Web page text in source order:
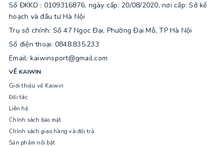
Số ĐKKD : 0109316876, ngày cấp: 20/08/2020, nơi cấp: Sở kế
hoạch và đầu tư Hà Nội
Trụ sở chính: Số 47 Ngọc Đại, Phường Đại Mỗ, TP Hà Nội
Số điện thoại: 0848.835.233
Email: kaiwinsport@gmail.com
VỀ KAIWIN
Giới thiệu về Kaiwin
Đối tác
Liên hệ
Chính sách bảo mật
Chính sách giao hàng và đổi trả
Sản phẩm nổi bật